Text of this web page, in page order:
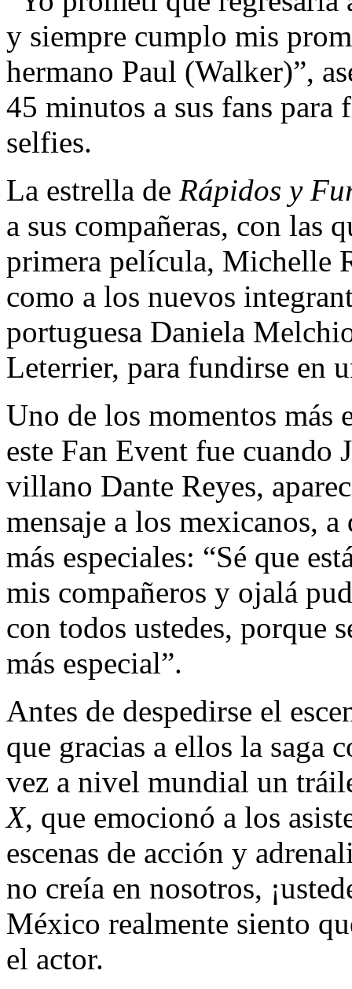
y siempre cumplo mis
hermano Paul (Walker)”,
45 minutos a sus fans para
selfies.
La estrella de Rápidos y
a sus compañeras, con las
primera película, Michelle
como a los nuevos
portuguesa Daniela
Leterrier, para fundirse en
Uno de los momentos más
este Fan Event fue cuando
villano Dante Reyes,
mensaje a los mexicanos,
más especiales: “Sé que
mis compañeros y ojalá
con todos ustedes, porque
más especial”.
Antes de despedirse el
que gracias a ellos la saga
vez a nivel mundial un
X, que emocionó a los
escenas de acción y
no creía en nosotros,
México realmente siento
el actor.